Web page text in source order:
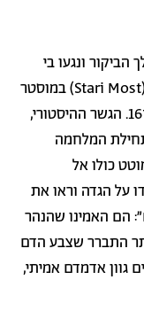
ונגעו בי
באופן אישי, היה סיפורו של ״הגשר הישן״ (Stari Most) במוסטר
סטארי מוסט – גשר עות׳מאני מהמאה ה־16. הגשר ההיסטורי,
המלחמה
(1992–1995), והתמוטט כולו אל
על הגדה וראו את
הם האמינו שהנהר
התברר שצבע הדם
גוון אדמדם אמיתי,